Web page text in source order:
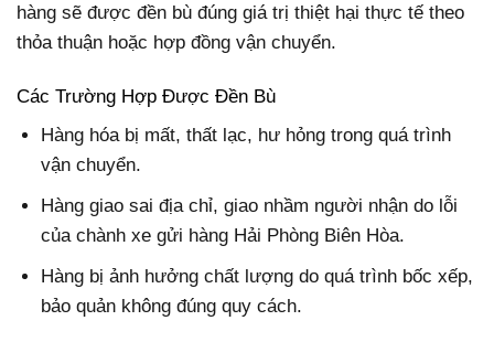
hàng sẽ được đền bù đúng giá trị thiệt hại thực tế theo
thỏa thuận hoặc hợp đồng vận chuyển.
Các Trường Hợp Được Đền Bù
Hàng hóa bị mất, thất lạc, hư hỏng trong quá trình
vận chuyển.
Hàng giao sai địa chỉ, giao nhầm người nhận do lỗi
của chành xe gửi hàng Hải Phòng Biên Hòa.
Hàng bị ảnh hưởng chất lượng do quá trình bốc xếp,
bảo quản không đúng quy cách.